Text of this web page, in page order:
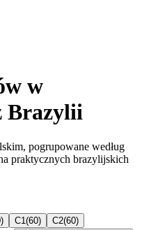
w
Brazylii
pogrupowane według
praktycznych brazylijskich
) C1 (60) C2(60)